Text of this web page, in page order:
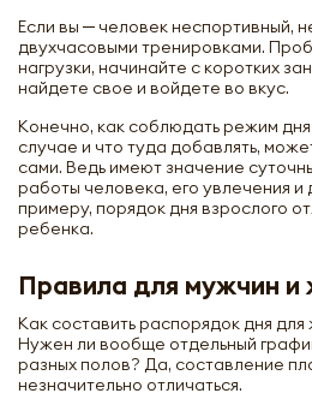
Если вы ─ человек неспортивный,
двухчасовыми тренировками.
нагрузки, начинайте с коротких
найдете свое и войдете во вкус.
Конечно, как соблюдать режим
случае и что туда добавлять,
сами. Ведь имеют значение
работы человека, его увлечения и
примеру, порядок дня взрослого
ребенка.
Правила для мужчин
Как составить распорядок дня
Нужен ли вообще отдельный
разных полов? Да, составление
незначительно отличаться.